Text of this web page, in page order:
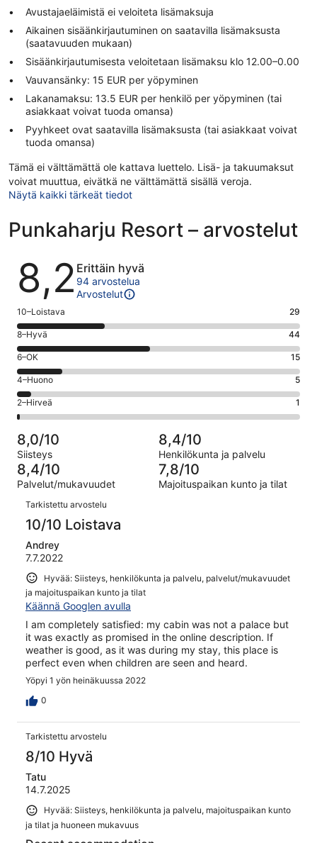
Avustajaeläimistä ei veloiteta lisämaksuja
Aikainen sisäänkirjautuminen on saatavilla lisämaksusta
(saatavuuden mukaan)
Sisäänkirjautumisesta veloitetaan lisämaksu klo 12.00–0.00
Vauvansänky: 15 EUR per yöpyminen
Lakanamaksu: 13.5 EUR per henkilö per yöpyminen (tai
asiakkaat voivat tuoda omansa)
Pyyhkeet ovat saatavilla lisämaksusta (tai asiakkaat voivat
tuoda omansa)
Tämä ei välttämättä ole kattava luettelo. Lisä- ja takuumaksut
voivat muuttua, eivätkä ne välttämättä sisällä veroja.
Näytä kaikki tärkeät tiedot
Punkaharju Resort – arvostelut
Arvostelut
8,2 Erittäin hyvä
94 arvostelua
Arvostelut
Arvosana
10
-
Loistava.
29
kautta
94
arvostelua
10–Loistava 29
Arvosana
8
-
Hyvä.
44
kautta
94
arvostelua
8–Hyvä 44
Arvosana
6
-
OK.
15
94
arvostelua
6–OK 15
Arvosana
4
-
Huono.
5
kautta
94
arvostelua
4–Huono 5
Arvosana
2
-
Hirveä.
1
kautta
94
arvostelua
2–Hirveä 1
8,0/10
Siisteys
8,4/10
Henkilökunta ja palvelu
8,4/10
Palvelut/mukavuudet
7,8/10
Majoituspaikan kunto ja tilat
Arvostelut
Tarkistettu arvostelu
10/10 Loistava
Andrey
7.7.2022
Hyvää: Siisteys, henkilökunta ja palvelu, palvelut/mukavuudet
ja majoituspaikan kunto ja tilat
Käännä Googlen avulla
I am completely satisfied: my cabin was not a palace but
it was exactly as promised in the online description. If
weather is good, as it was during my stay, this place is
perfect even when children are seen and heard.
Yöpyi 1 yön heinäkuussa 2022
0
Tarkistettu arvostelu
8/10 Hyvä
Tatu
14.7.2025
Hyvää: Siisteys, henkilökunta ja palvelu, majoituspaikan kunto
ja tilat ja huoneen mukavuus